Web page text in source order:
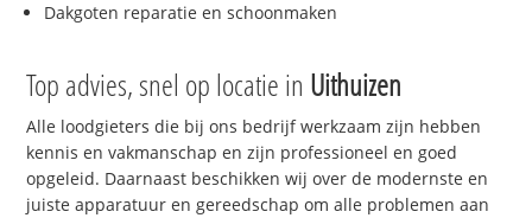
Dakgoten reparatie en schoonmaken
Top advies, snel op locatie in Uithuizen
Alle loodgieters die bij ons bedrijf werkzaam zijn hebben
kennis en vakmanschap en zijn professioneel en goed
opgeleid. Daarnaast beschikken wij over de modernste en
juiste apparatuur en gereedschap om alle problemen aan